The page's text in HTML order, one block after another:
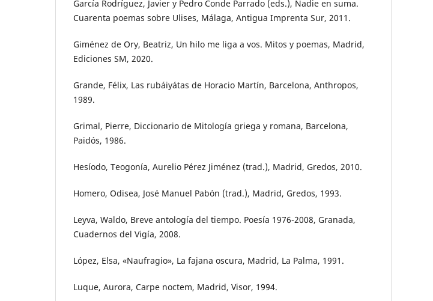
García Rodríguez, Javier y Pedro Conde Parrado (eds.), Nadie en suma.
Cuarenta poemas sobre Ulises, Málaga, Antigua Imprenta Sur, 2011.
Giménez de Ory, Beatriz, Un hilo me liga a vos. Mitos y poemas, Madrid,
Ediciones SM, 2020.
Grande, Félix, Las rubáiyátas de Horacio Martín, Barcelona, Anthropos,
1989.
Grimal, Pierre, Diccionario de Mitología griega y romana, Barcelona,
Paidós, 1986.
Hesíodo, Teogonía, Aurelio Pérez Jiménez (trad.), Madrid, Gredos, 2010.
Homero, Odisea, José Manuel Pabón (trad.), Madrid, Gredos, 1993.
Leyva, Waldo, Breve antología del tiempo. Poesía 1976-2008, Granada,
Cuadernos del Vigía, 2008.
López, Elsa, «Naufragio», La fajana oscura, Madrid, La Palma, 1991.
Luque, Aurora, Carpe noctem, Madrid, Visor, 1994.